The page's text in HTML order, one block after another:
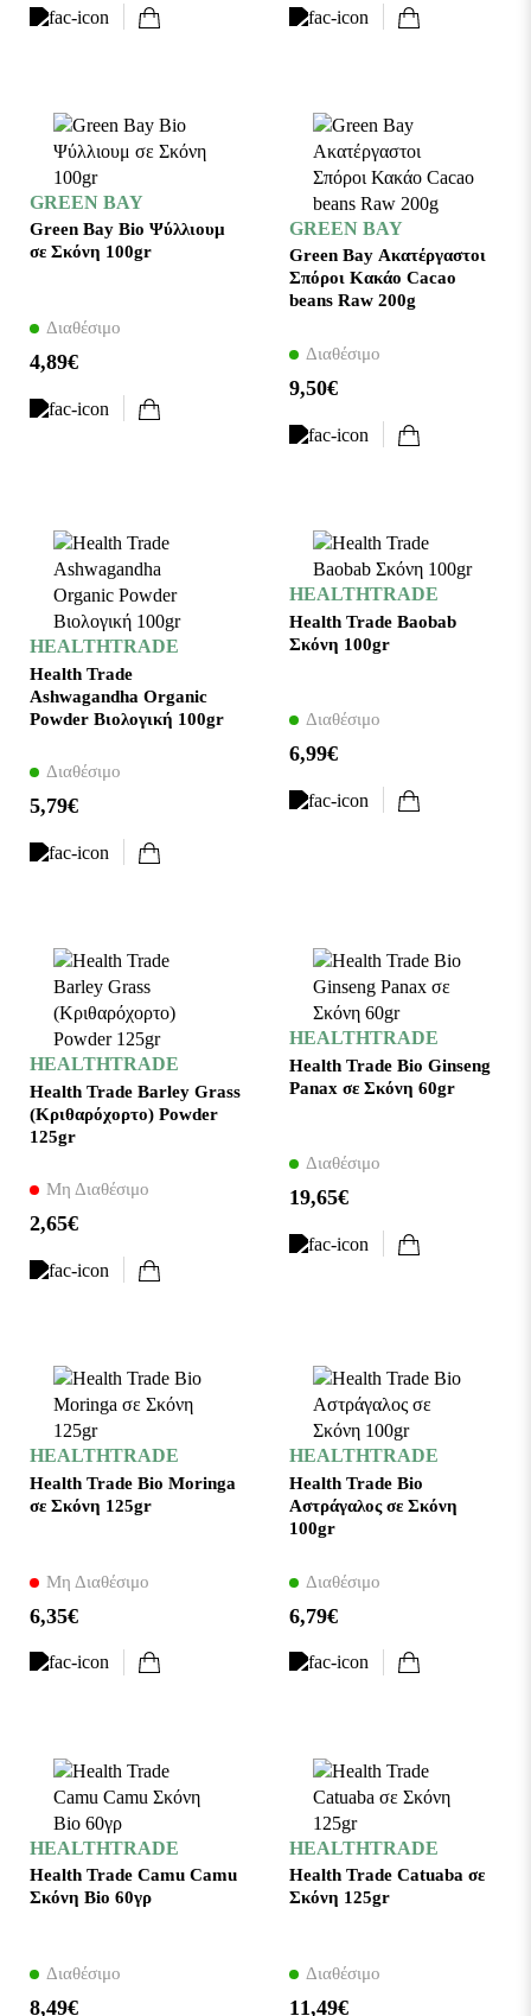
GREEN BAY
Green Bay Bio Ψύλλιουμ
σε Σκόνη 100gr
Διαθέσιμο
4,89€
GREEN BAY
Green Bay Ακατέργαστοι
Σπόροι Κακάο Cacao
beans Raw 200g
Διαθέσιμο
9,50€
HEALTHTRADE
Health Trade
Ashwagandha Organic
Powder Βιολογική 100gr
Διαθέσιμο
5,79€
HEALTHTRADE
Health Trade Baobab
Σκόνη 100gr
Διαθέσιμο
6,99€
HEALTHTRADE
Health Trade Barley Grass
(Κριθαρόχορτο) Powder
125gr
Μη Διαθέσιμο
2,65€
HEALTHTRADE
Health Trade Bio Ginseng
Panax σε Σκόνη 60gr
Διαθέσιμο
19,65€
HEALTHTRADE
Health Trade Bio Moringa
σε Σκόνη 125gr
Μη Διαθέσιμο
6,35€
HEALTHTRADE
Health Trade Bio
Αστράγαλος σε Σκόνη
100gr
Διαθέσιμο
6,79€
HEALTHTRADE
Health Trade Camu Camu
Σκόνη Bio 60γρ
Διαθέσιμο
8,49€
HEALTHTRADE
Health Trade Catuaba σε
Σκόνη 125gr
Διαθέσιμο
11,49€